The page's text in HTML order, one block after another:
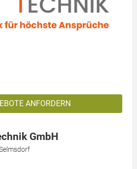
ANFORDERN
GmbH